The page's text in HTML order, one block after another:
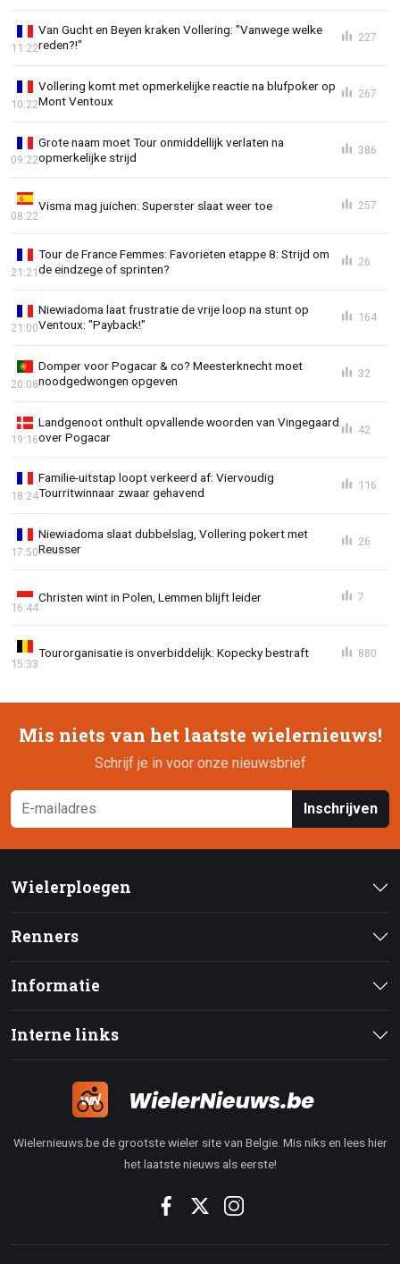
Van Gucht en Beyen kraken Vollering: "Vanwege welke
reden?!"
11:22
227
Vollering komt met opmerkelijke reactie na blufpoker op
Mont Ventoux
10:22
267
Grote naam moet Tour onmiddellijk verlaten na
opmerkelijke strijd
09:22
386
Visma mag juichen: Superster slaat weer toe
08:22
257
Tour de France Femmes: Favorieten etappe 8: Strijd om
de eindzege of sprinten?
21:21
26
Niewiadoma laat frustratie de vrije loop na stunt op
Ventoux: "Payback!"
21:00
164
Domper voor Pogacar & co? Meesterknecht moet
noodgedwongen opgeven
20:08
32
Landgenoot onthult opvallende woorden van Vingegaard
over Pogacar
19:16
42
Familie-uitstap loopt verkeerd af: Viervoudig
Tourritwinnaar zwaar gehavend
18:24
116
Niewiadoma slaat dubbelslag, Vollering pokert met
Reusser
17:50
26
Christen wint in Polen, Lemmen blijft leider
16:44
7
Tourorganisatie is onverbiddelijk: Kopecky bestraft
15:33
880
Mis niets van het laatste wielernieuws!
Schrijf je in voor onze nieuwsbrief
Inschrijven
Wielerploegen
Renners
Informatie
Interne links
Wielernieuws.be de grootste wieler site van Belgie. Mis niks en lees hier
het laatste nieuws als eerste!